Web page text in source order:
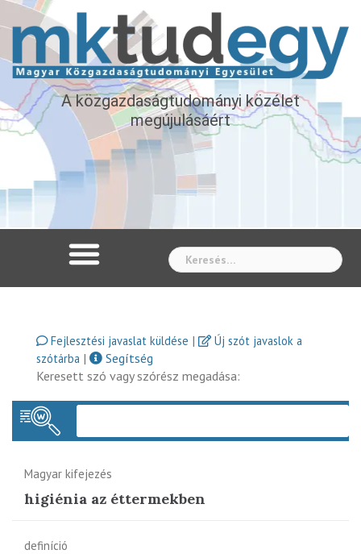
A közgazdaságtudományi közélet
megújulásáért
Fejlesztési javaslat küldése |
Új szót javaslok a
szótárba |
Segítség
Keresett szó vagy szórész megadása:
Magyar kifejezés
higiénia az éttermekben
definíció